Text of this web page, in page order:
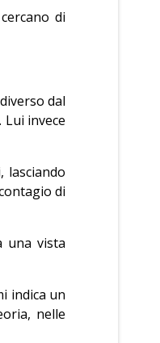
di
dal
Lui invece
lasciando
di
una vista
indica un
nelle